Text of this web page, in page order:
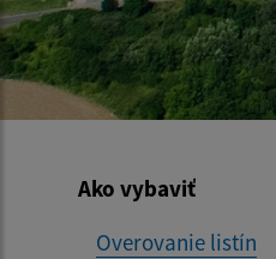
Ako vybaviť
Overovanie listín